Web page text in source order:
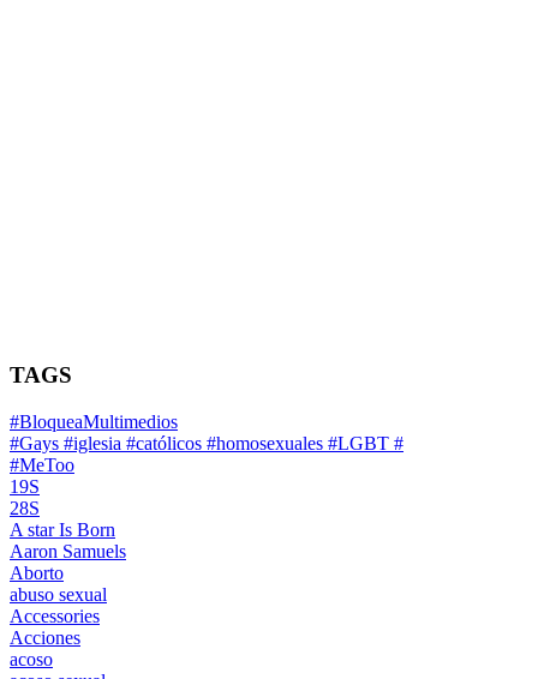
TAGS
#BloqueaMultimedios
#Gays #iglesia #católicos #homosexuales #LGBT #
#MeToo
19S
28S
A star Is Born
Aaron Samuels
Aborto
abuso sexual
Accessories
Acciones
acoso